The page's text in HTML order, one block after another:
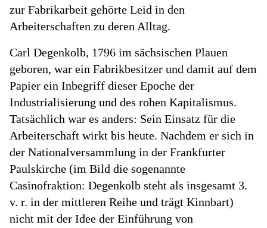
zur Fabrikarbeit gehörte Leid in den
Arbeiterschaften zu deren Alltag.
Carl Degenkolb, 1796 im sächsischen Plauen
geboren, war ein Fabrikbesitzer und damit auf dem
Papier ein Inbegriff dieser Epoche der
Industrialisierung und des rohen Kapitalismus.
Tatsächlich war es anders: Sein Einsatz für die
Arbeiterschaft wirkt bis heute. Nachdem er sich in
der Nationalversammlung in der Frankfurter
Paulskirche (im Bild die sogenannte
Casinofraktion: Degenkolb steht als insgesamt 3.
v. r. in der mittleren Reihe und trägt Kinnbart)
nicht mit der Idee der Einführung von